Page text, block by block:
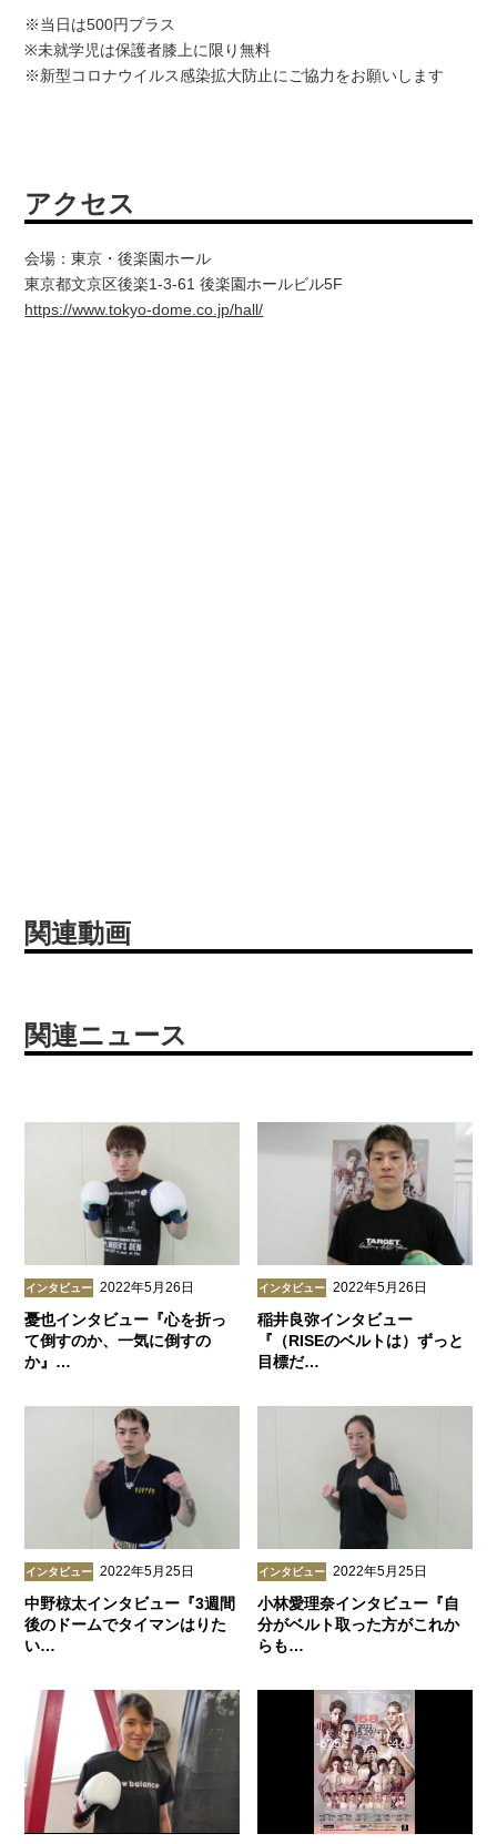
※当日は500円プラス
※未就学児は保護者膝上に限り無料
※新型コロナウイルス感染拡大防止にご協力をお願いします
アクセス
会場：東京・後楽園ホール
東京都文京区後楽1-3-61 後楽園ホールビル5F
https://www.tokyo-dome.co.jp/hall/
関連動画
関連ニュース
インタビュー 2022年5月26日
憂也インタビュー『心を折っ
て倒すのか、一気に倒すの
か』…
インタビュー 2022年5月26日
稲井良弥インタビュー
『（RISEのベルトは）ずっと
目標だ…
インタビュー 2022年5月25日
中野椋太インタビュー『3週間
後のドームでタイマンはりた
い…
インタビュー 2022年5月25日
小林愛理奈インタビュー『自
分がベルト取った方がこれか
らも…